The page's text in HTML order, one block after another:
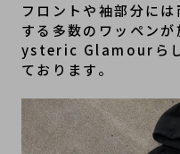
フロントや袖部分に
する多数のワッペン
ysteric Glamourらし
ております。